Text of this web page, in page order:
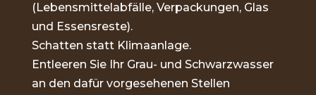
(Lebensmittelabfälle, Verpackungen, Glas
und Essensreste).
Schatten statt Klimaanlage.
Entleeren Sie Ihr Grau- und Schwarzwasser
an den dafür vorgesehenen Stellen